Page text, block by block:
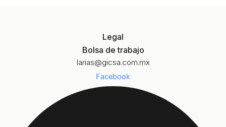
Legal
Bolsa de trabajo
larias@gicsa.com.mx
Facebook